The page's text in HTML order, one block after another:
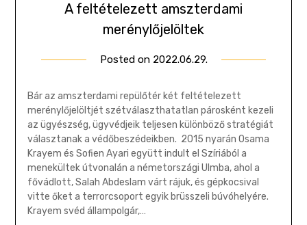
A feltételezett amszterdami
merénylőjelöltek
Posted on 2022.06.29.by
Géza
Bár az amszterdami repülőtér két feltételezett
merénylőjelöltjét szétválaszthatatlan párosként kezeli
az ügyészség, ügyvédjeik teljesen különböző stratégiát
választanak a védőbeszédeikben. 2015 nyarán Osama
Krayem és Sofien Ayari együtt indult el Szíriából a
menekültek útvonalán a németországi Ulmba, ahol a
fővádlott, Salah Abdeslam várt rájuk, és gépkocsival
vitte őket a terrorcsoport egyik brüsszeli búvóhelyére.
Krayem svéd állampolgár,…